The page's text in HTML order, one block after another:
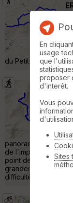
du Petit Tétras, Ban
panoramique pour
de l'imposant Mont
point de vue à
grandement la
difficultés jusqu'à
En
usage
que
proposer
d'interêt.
Vous
Sites